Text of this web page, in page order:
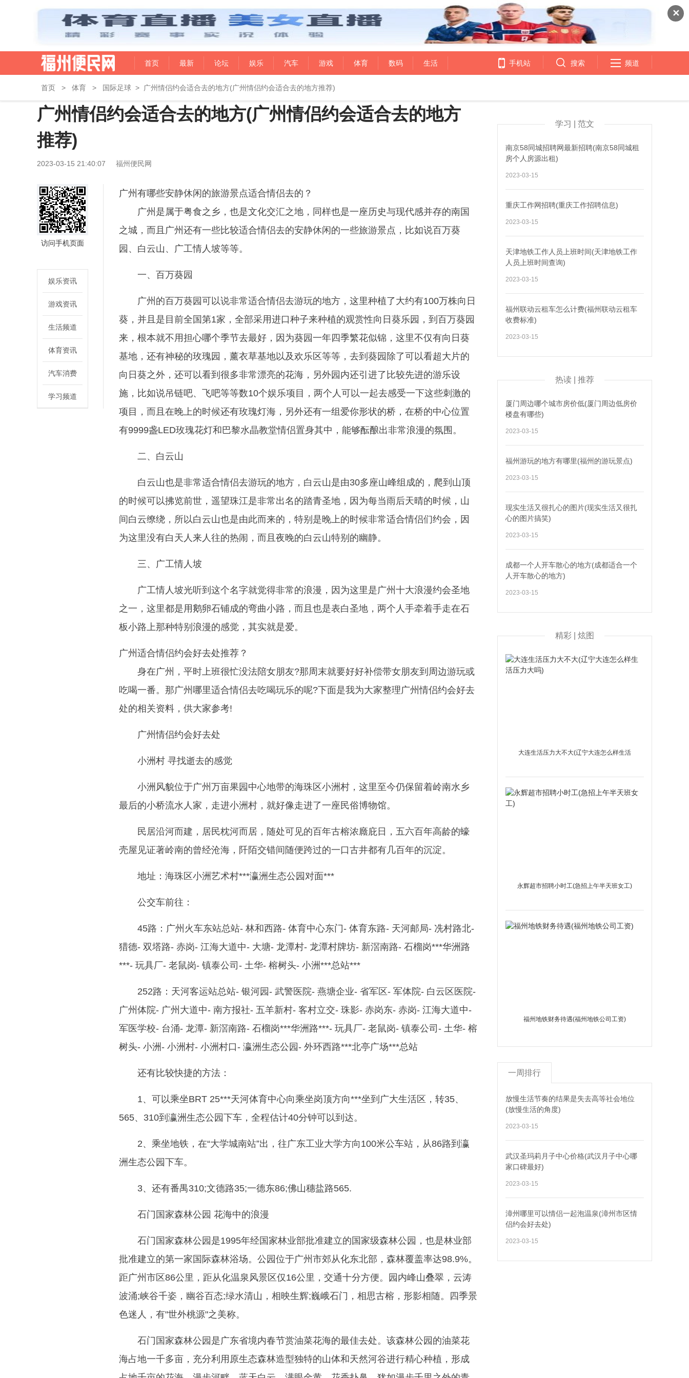
✕
首页 最新 论坛 娱乐 汽车 游戏 体育 数码 生活 手机站 搜索 频道
首页 > 体育 > 国际足球 > 广州情侣约会适合去的地方(广州情侣约会适合去的地方推荐)
广州情侣约会适合去的地方(广州情侣约会适合去的地方
推荐)
2023-03-15 21:40:07 福州便民网
访问手机页面
娱乐资讯
游戏资讯
生活频道
体育资讯
汽车消费
学习频道
广州有哪些安静休闲的旅游景点适合情侣去的？
广州是属于粤食之乡，也是文化交汇之地，同样也是一座历史与现代感并存的南国
之城，而且广州还有一些比较适合情侣去的安静休闲的一些旅游景点，比如说百万葵
园、白云山、广工情人坡等等。
一、百万葵园
广州的百万葵园可以说非常适合情侣去游玩的地方，这里种植了大约有100万株向日
葵，并且是目前全国第1家，全部采用进口种子来种植的观赏性向日葵乐园，到百万葵园
来，根本就不用担心哪个季节去最好，因为葵园一年四季繁花似锦，这里不仅有向日葵
基地，还有神秘的玫瑰园，薰衣草基地以及欢乐区等等，去到葵园除了可以看超大片的
向日葵之外，还可以看到很多非常漂亮的花海，另外园内还引进了比较先进的游乐设
施，比如说吊链吧、飞吧等等数10个娱乐项目，两个人可以一起去感受一下这些刺激的
项目，而且在晚上的时候还有玫瑰灯海，另外还有一组爱你形状的桥，在桥的中心位置
有9999盏LED玫瑰花灯和巴黎水晶教堂情侣置身其中，能够酝酿出非常浪漫的氛围。
二、白云山
白云山也是非常适合情侣去游玩的地方，白云山是由30多座山峰组成的，爬到山顶
的时候可以拂览前世，遥望珠江是非常出名的踏青圣地，因为每当雨后天晴的时候，山
间白云缭绕，所以白云山也是由此而来的，特别是晚上的时候非常适合情侣们约会，因
为这里没有白天人来人往的热闹，而且夜晚的白云山特别的幽静。
三、广工情人坡
广工情人坡光听到这个名字就觉得非常的浪漫，因为这里是广州十大浪漫约会圣地
之一，这里都是用鹅卵石铺成的弯曲小路，而且也是表白圣地，两个人手牵着手走在石
板小路上那种特别浪漫的感觉，其实就是爱。
广州适合情侣约会好去处推荐？
身在广州，平时上班很忙没法陪女朋友?那周末就要好好补偿带女朋友到周边游玩或
吃喝一番。那广州哪里适合情侣去吃喝玩乐的呢?下面是我为大家整理广州情侣约会好去
处的相关资料，供大家参考!
广州情侣约会好去处
小洲村 寻找逝去的感觉
小洲风貌位于广州万亩果园中心地带的海珠区小洲村，这里至今仍保留着岭南水乡
最后的小桥流水人家，走进小洲村，就好像走进了一座民俗博物馆。
民居沿河而建，居民枕河而居，随处可见的百年古榕浓廕庇日，五六百年高龄的蠔
壳屋见证著岭南的曾经沧海，阡陌交错间随便跨过的一口古井都有几百年的沉淀。
地址：海珠区小洲艺术村***瀛洲生态公园对面***
公交车前往：
45路：广州火车东站总站- 林和西路- 体育中心东门- 体育东路- 天河邮局- 冼村路北-
猎德- 双塔路- 赤岗- 江海大道中- 大塘- 龙潭村- 龙潭村牌坊- 新滘南路- 石榴岗***华洲路
***- 玩具厂- 老鼠岗- 镇泰公司- 土华- 榕树头- 小洲***总站***
252路：天河客运站总站- 银河园- 武警医院- 燕塘企业- 省军区- 军体院- 白云区医院-
广州体院- 广州大道中- 南方报社- 五羊新村- 客村立交- 珠影- 赤岗东- 赤岗- 江海大道中-
军医学校- 台涌- 龙潭- 新滘南路- 石榴岗***华洲路***- 玩具厂- 老鼠岗- 镇泰公司- 土华- 榕
树头- 小洲- 小洲村- 小洲村口- 瀛洲生态公园- 外环西路***北亭广场***总站
还有比较快捷的方法：
1、可以乘坐BRT 25***天河体育中心向乘坐岗顶方向***坐到广大生活区，转35、
565、310到瀛洲生态公园下车，全程估计40分钟可以到达。
2、乘坐地铁，在“大学城南站”出，往广东工业大学方向100米公车站，从86路到瀛
洲生态公园下车。
3、还有番禺310;文德路35;一德东86;佛山穗盐路565.
石门国家森林公园 花海中的浪漫
石门国家森林公园是1995年经国家林业部批准建立的国家级森林公园，也是林业部
批准建立的第一家国际森林浴场。公园位于广州市郊从化东北部，森林覆盖率达98.9%。
距广州市区86公里，距从化温泉风景区仅16公里，交通十分方便。园内峰山叠翠，云涛
波涌;峡谷千姿，幽谷百态;绿水清山，相映生辉;巍峨石门，相思古榕，形影相随。四季景
色迷人，有"世外桃源"之美称。
石门国家森林公园是广东省境内春节赏油菜花海的最佳去处。该森林公园的油菜花
海占地一千多亩，充分利用原生态森林造型独特的山体和天然河谷进行精心种植，形成
学习 | 范文
南京58同城招聘网最新招聘(南京58同城租
房个人房源出租)
2023-03-15
重庆工作网招聘(重庆工作招聘信息)
2023-03-15
天津地铁工作人员上班时间(天津地铁工作
人员上班时间查询)
2023-03-15
福州联动云租车怎么计费(福州联动云租车
收费标准)
2023-03-15
热读 | 推荐
厦门周边哪个城市房价低(厦门周边低房价
楼盘有哪些)
2023-03-15
福州游玩的地方有哪里(福州的游玩景点)
2023-03-15
现实生活又很扎心的图片(现实生活又很扎
心的图片搞笑)
2023-03-15
成都一个人开车散心的地方(成都适合一个
人开车散心的地方)
2023-03-15
精彩 | 炫图
大连生活压力大不大(辽宁大连怎么样生活
永辉超市招聘小时工(急招上午半天班女工)
福州地铁财务待遇(福州地铁公司工资)
一周排行
放慢生活节奏的结果是失去高等社会地位
(放慢生活的角度)
2023-03-15
武汉圣玛莉月子中心价格(武汉月子中心哪
家口碑最好)
2023-03-15
漳州哪里可以情侣一起泡温泉(漳州市区情
侣约会好去处)
2023-03-15